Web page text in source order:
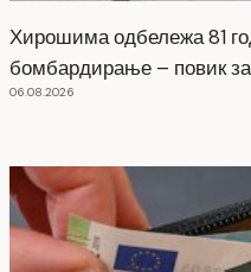
Хирошима одбележа 81
бомбардирање – повик за
06.08.2026